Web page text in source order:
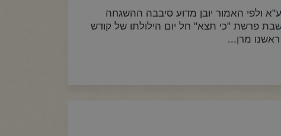
ולפי האמור יובן מדוע סיבבה ההשגחה
פרשת "כי תצא" חל יום הילולתו של קודש
מרן...